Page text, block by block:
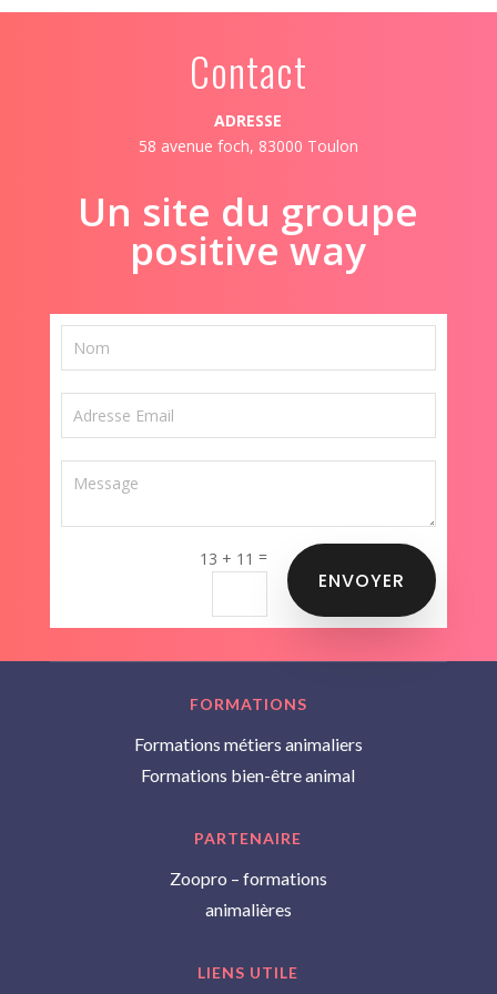
Contact
ADRESSE
58 avenue foch, 83000 Toulon
Un site du groupe
positive way
13 + 11 =
ENVOYER
FORMATIONS
Formations métiers animaliers
Formations bien-être animal
PARTENAIRE
Zoopro – formations
animalières
LIENS UTILE